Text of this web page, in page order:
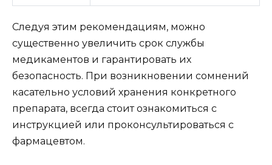
Следуя этим рекомендациям, можно
существенно увеличить срок службы
медикаментов и гарантировать их
безопасность. При возникновении сомнений
касательно условий хранения конкретного
препарата, всегда стоит ознакомиться с
инструкцией или проконсультироваться с
фармацевтом.